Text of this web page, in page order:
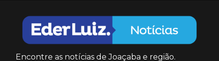
Encontre as notícias de Joaçaba e região.